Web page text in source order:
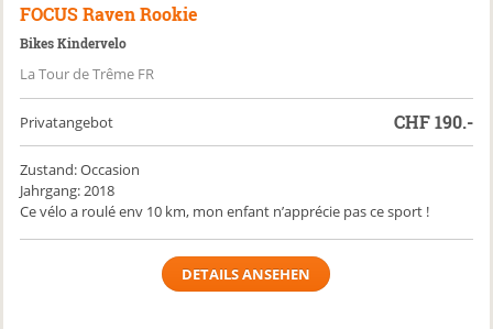
FOCUS Raven Rookie
Bikes Kindervelo
La Tour de Trême FR
Privatangebot CHF190.-
Zustand: Occasion
Jahrgang: 2018
Ce vélo a roulé env 10 km, mon enfant n’apprécie pas ce sport !
DETAILS ANSEHEN